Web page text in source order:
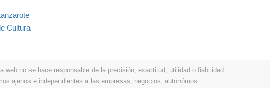
Cultura
no se hace responsable de la precisión, exactitud, utilidad o fiabilidad
ajenos e independientes a las empresas, negocios, autonómos